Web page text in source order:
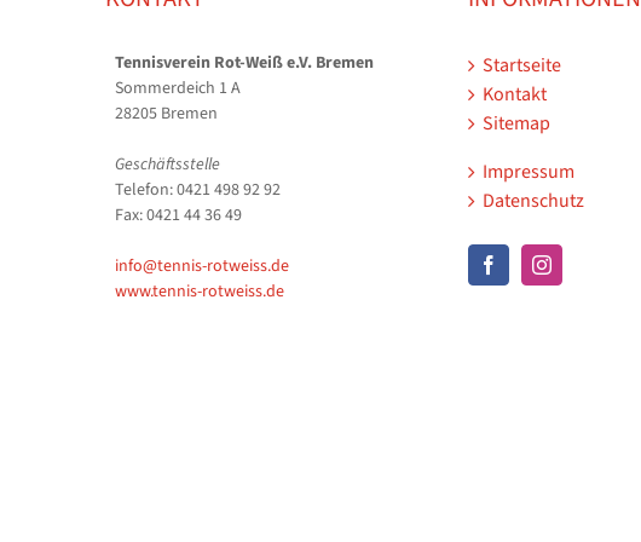
Tennisverein Rot-Weiß e.V. Bremen
Sommerdeich 1 A
28205 Bremen
Geschäftsstelle
Telefon: 0421 498 92 92
Fax: 0421 44 36 49
info@tennis-rotweiss.de
www.tennis-rotweiss.de
Startseite
Kontakt
Sitemap
Impressum
Datenschutz